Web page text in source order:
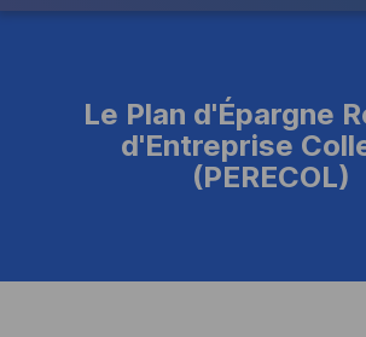
Le Plan d'Épargne
d'Entreprise
(PERECOL)